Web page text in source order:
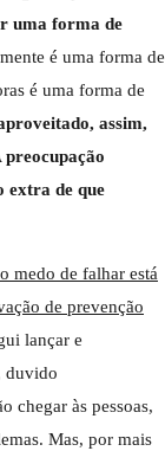
uma forma de
é uma forma de
é uma forma de
assim,
extra de que
medo de falhar está
de prevenção
lançar e
duvido
chegar às pessoas,
Mas, por mais